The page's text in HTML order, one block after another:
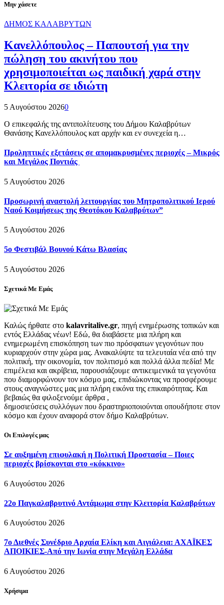
Μην χάσετε
ΔΗΜΟΣ ΚΑΛΑΒΡΥΤΩΝ
Κανελλόπουλος – Παπουτσή για την
πώληση του ακινήτου που
χρησιμοποιείται ως παιδική χαρά στην
Κλειτορία σε ιδιώτη
5 Αυγούστου 20260
Ο επικεφαλής της αντιπολίτευσης του Δήμου Καλαβρύτων
Θανάσης Κανελλόπουλος κατ αρχήν και εν συνεχεία η…
Προληπτικές εξετάσεις σε απομακρυσμένες περιοχές – Μικρός
και Μεγάλος Ποντιάς
5 Αυγούστου 2026
Προσωρινή αναστολή λειτουργίας του Μητροπολιτικού Ιερού
Ναού Κοιμήσεως της Θεοτόκου Καλαβρύτων”
5 Αυγούστου 2026
5ο Φεστιβάλ Βουνού Κάτω Βλασίας
5 Αυγούστου 2026
Σχετικά Με Εμάς
Καλώς ήρθατε στο kalavritalive.gr, πηγή ενημέρωσης τοπικών και
εντός Ελλάδας νέων! Εδώ, θα διαβάσετε μια πλήρη και
ενημερωμένη επισκόπηση των πιο πρόσφατων γεγονότων που
κυριαρχούν στην χώρα μας. Ανακαλύψτε τα τελευταία νέα από την
πολιτική, την οικονομία, τον πολιτισμό και πολλά άλλα πεδία! Με
επιμέλεια και ακρίβεια, παρουσιάζουμε αντικειμενικά τα γεγονότα
που διαμορφώνουν τον κόσμο μας, επιδιώκοντας να προσφέρουμε
στους αναγνώστες μας μια πλήρη εικόνα της επικαιρότητας. Και
βεβαιώς θα φιλοξενούμε άρθρα ,
δημοσιεύσεις συλλόγων που δραστηριοποιούνται οπουδήποτε στον
κόσμο και έχουν αναφορά στον δήμο Καλαβρύτων.
Οι Επιλογές μας
Σε αυξημένη επιφυλακή η Πολιτική Προστασία – Ποιες
περιοχές βρίσκονται στο «κόκκινο»
6 Αυγούστου 2026
22ο Παγκαλαβρυτινό Αντάμωμα στην Κλειτορία Καλαβρύτων
6 Αυγούστου 2026
7ο Διεθνές Συνέδριο Αρχαία Ελίκη και Αιγιάλεια: ΑΧΑΪΚΕΣ
ΑΠΟΙΚΙΕΣ-Από την Ιωνία στην Μεγάλη Ελλάδα
6 Αυγούστου 2026
Χρήσιμα